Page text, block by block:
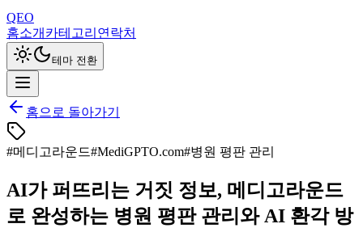
QEO
홈소개 카테고리 연락처
테마 전환
홈으로 돌아가기
#메디고라운드#MediGPTO.com#병원 평판 관리
AI가 퍼뜨리는 거짓 정보, 메디고라운드
로 완성하는 병원 평판 관리와 AI 환각 방